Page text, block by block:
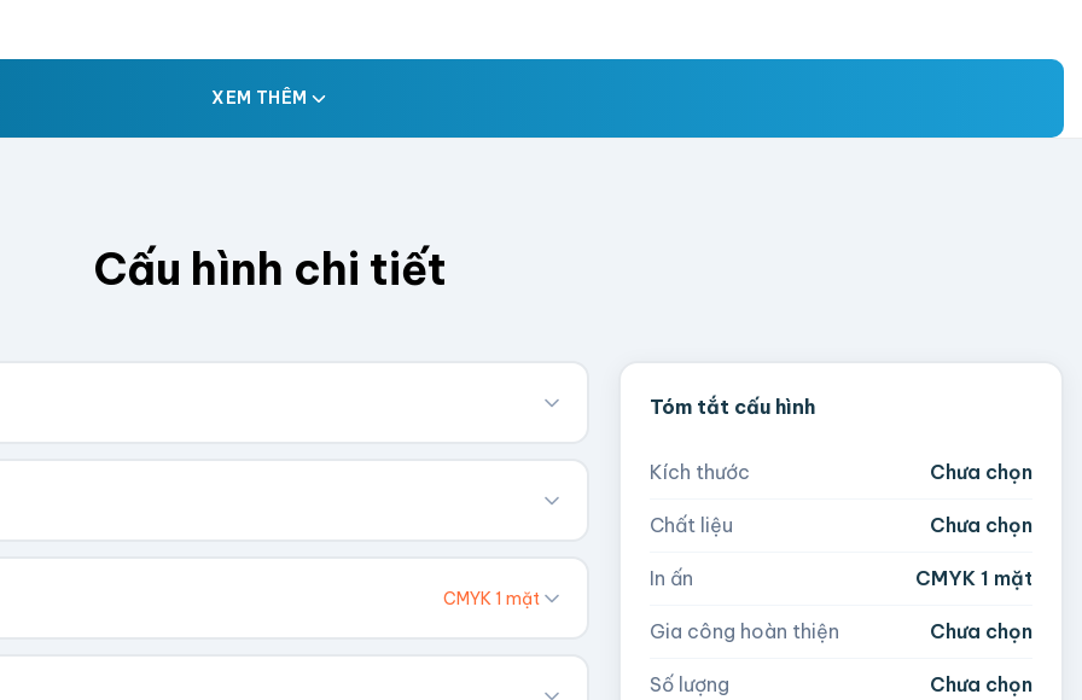
XEM THÊM
Cấu hình chi tiết
Chúng tôi sẽ tính toán kích thước tổng thể.
Cao (cm)
CMYK 1 mặt
Tóm tắt cấu hình
Kích thước Chưa chọn
Chất liệu Chưa chọn
In ấn CMYK 1 mặt
Gia công hoàn thiện Chưa chọn
Số lượng Chưa chọn